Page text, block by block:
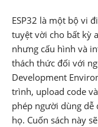
ESP32 là một bộ vi
tuyệt vời cho bất kỳ
nhưng cấu hình và
thách thức đối với
Development
trình, upload code
phép người dùng dễ
họ. Cuốn sách này